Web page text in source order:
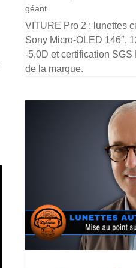
géant
VITURE Pro 2 : lunettes
Sony Micro-OLED 146″,
-5.0D et certification
de la marque.